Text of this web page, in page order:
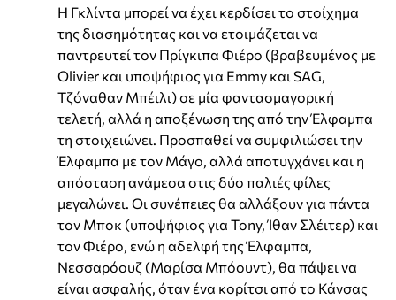
Η Γκλίντα μπορεί να έχει κερδίσει το στοίχημα
της διασημότητας και να ετοιμάζεται να
παντρευτεί τον Πρίγκιπα Φιέρο (βραβευμένος με
Olivier και υποψήφιος για Emmy και SAG,
Τζόναθαν Μπέιλι) σε μία φαντασμαγορική
τελετή, αλλά η αποξένωση της από την Έλφαμπα
τη στοιχειώνει. Προσπαθεί να συμφιλιώσει την
Έλφαμπα με τον Μάγο, αλλά αποτυγχάνει και η
απόσταση ανάμεσα στις δύο παλιές φίλες
μεγαλώνει. Οι συνέπειες θα αλλάξουν για πάντα
τον Μποκ (υποψήφιος για Tony, Ίθαν Σλέιτερ) και
τον Φιέρο, ενώ η αδελφή της Έλφαμπα,
Νεσσαρόουζ (Μαρίσα Μπόουντ), θα πάψει να
είναι ασφαλής, όταν ένα κορίτσι από το Κάνσας